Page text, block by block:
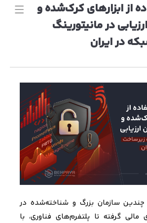
از ابزارهای کرک‌شده و
در مانیتورینگ
در ایران
چندین سازمان بزرگ و شناخته‌شده در
مالی گرفته تا پلتفرم‌های فناوری، با